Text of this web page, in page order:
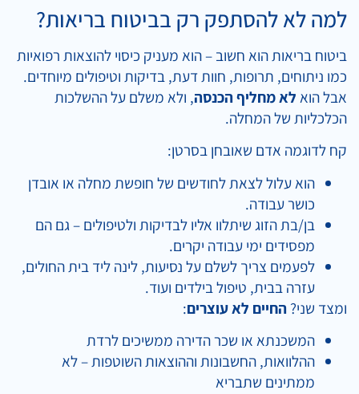
למה לא להסתפק רק בביטוח בריאות?
ביטוח בריאות הוא חשוב – הוא מעניק כיסוי להוצאות רפואיות
כמו ניתוחים, תרופות, חוות דעת, בדיקות וטיפולים מיוחדים.
אבל הואלא מחליף הכנסה, ולא משלם על ההשלכות
הכלכליות של המחלה.
קח לדוגמה אדם שאובחן בסרטן:
הוא עלול לצאת לחודשים של חופשת מחלה או אובדן
כושר עבודה.
בן/בת הזוג שיתלוו אליו לבדיקות ולטיפולים – גם הם
מפסידים ימי עבודה יקרים.
לפעמים צריך לשלם על נסיעות, לינה ליד בית החולים,
עזרה בבית, טיפול בילדים ועוד.
ומצד שני?החיים לא עוצרים:
המשכנתא או שכר הדירה ממשיכים לרדת
ההלוואות, החשבונות וההוצאות השוטפות – לא
ממתינים שתבריא